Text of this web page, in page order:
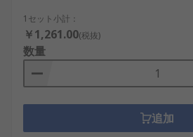
換性を向上
デメリットとしては、
追加コスト：高品質なアクセ
：一部の
1セット小計：
￥1,261.00(税抜)
数量
追加